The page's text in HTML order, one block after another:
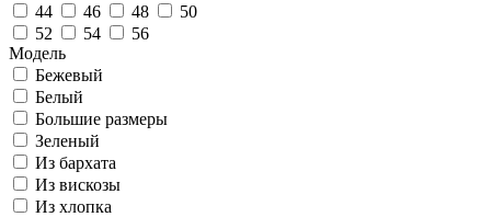
44
46 48
50
52
54
56
Модель
Бежевый
Белый
Большие размеры
Зеленый
Из бархата
Из вискозы
Из хлопка